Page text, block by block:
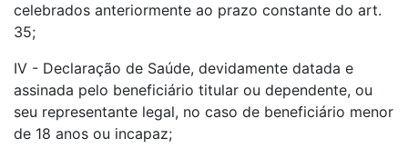
celebrados anteriormente ao prazo constante do art.
35;
IV - Declaração de Saúde, devidamente datada e
assinada pelo beneficiário titular ou dependente, ou
seu representante legal, no caso de beneficiário menor
de 18 anos ou incapaz;